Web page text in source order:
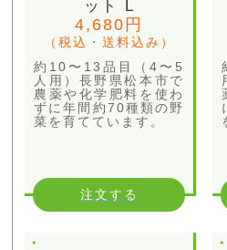
ット L
4,680円
（税込・送料込み）
約10〜13品目（4〜5
人用）長野県松本市で
農薬や化学肥料を使わ
ずに年間約70種類の野
菜を育てています。
注文する